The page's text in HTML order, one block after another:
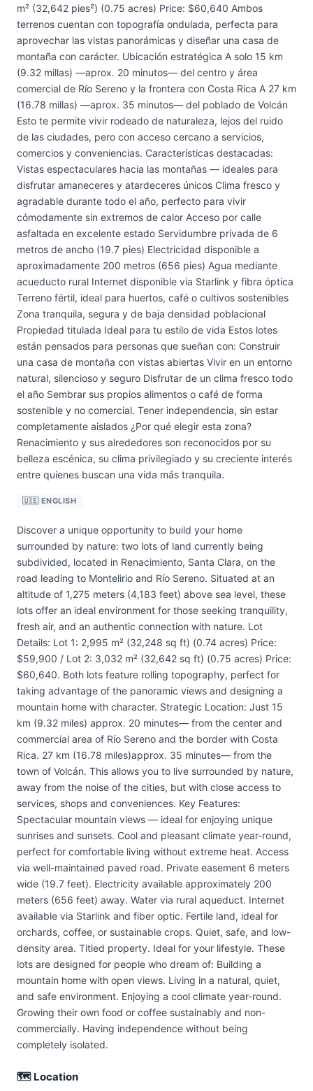
m² (32,642 pies²) (0.75 acres) Price: $60,640 Ambos
terrenos cuentan con topografía ondulada, perfecta para
aprovechar las vistas panorámicas y diseñar una casa de
montaña con carácter. Ubicación estratégica A solo 15 km
(9.32 millas) —aprox. 20 minutos— del centro y área
comercial de Río Sereno y la frontera con Costa Rica A 27 km
(16.78 millas) —aprox. 35 minutos— del poblado de Volcán
Esto te permite vivir rodeado de naturaleza, lejos del ruido
de las ciudades, pero con acceso cercano a servicios,
comercios y conveniencias. Características destacadas:
Vistas espectaculares hacia las montañas — ideales para
disfrutar amaneceres y atardeceres únicos Clima fresco y
agradable durante todo el año, perfecto para vivir
cómodamente sin extremos de calor Acceso por calle
asfaltada en excelente estado Servidumbre privada de 6
metros de ancho (19.7 pies) Electricidad disponible a
aproximadamente 200 metros (656 pies) Agua mediante
acueducto rural Internet disponible vía Starlink y fibra óptica
Terreno fértil, ideal para huertos, café o cultivos sostenibles
Zona tranquila, segura y de baja densidad poblacional
Propiedad titulada Ideal para tu estilo de vida Estos lotes
están pensados para personas que sueñan con: Construir
una casa de montaña con vistas abiertas Vivir en un entorno
natural, silencioso y seguro Disfrutar de un clima fresco todo
el año Sembrar sus propios alimentos o café de forma
sostenible y no comercial. Tener independencia, sin estar
completamente aislados ¿Por qué elegir esta zona?
Renacimiento y sus alrededores son reconocidos por su
belleza escénica, su clima privilegiado y su creciente interés
entre quienes buscan una vida más tranquila.
🇺🇸 ENGLISH
Discover a unique opportunity to build your home
surrounded by nature: two lots of land currently being
subdivided, located in Renacimiento, Santa Clara, on the
road leading to Montelirio and Río Sereno. Situated at an
altitude of 1,275 meters (4,183 feet) above sea level, these
lots offer an ideal environment for those seeking tranquility,
fresh air, and an authentic connection with nature. Lot
Details: Lot 1: 2,995 m² (32,248 sq ft) (0.74 acres) Price:
$59,900 / Lot 2: 3,032 m² (32,642 sq ft) (0.75 acres) Price:
$60,640. Both lots feature rolling topography, perfect for
taking advantage of the panoramic views and designing a
mountain home with character. Strategic Location: Just 15
km (9.32 miles) approx. 20 minutes— from the center and
commercial area of Río Sereno and the border with Costa
Rica. 27 km (16.78 miles)approx. 35 minutes— from the
town of Volcán. This allows you to live surrounded by nature,
away from the noise of the cities, but with close access to
services, shops and conveniences. Key Features:
Spectacular mountain views — ideal for enjoying unique
sunrises and sunsets. Cool and pleasant climate year-round,
perfect for comfortable living without extreme heat. Access
via well-maintained paved road. Private easement 6 meters
wide (19.7 feet). Electricity available approximately 200
meters (656 feet) away. Water via rural aqueduct. Internet
available via Starlink and fiber optic. Fertile land, ideal for
orchards, coffee, or sustainable crops. Quiet, safe, and low-
density area. Titled property. Ideal for your lifestyle. These
lots are designed for people who dream of: Building a
mountain home with open views. Living in a natural, quiet,
and safe environment. Enjoying a cool climate year-round.
Growing their own food or coffee sustainably and non-
commercially. Having independence without being
completely isolated.
🗺 Location